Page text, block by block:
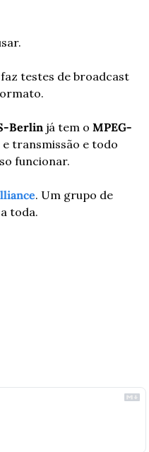
testes de broadcast
Berlin já tem o MPEG-
transmissão e todo
funcionar.
. Um grupo de
toda.